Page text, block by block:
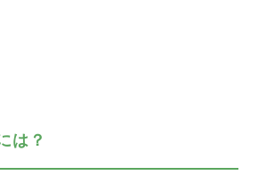
は？